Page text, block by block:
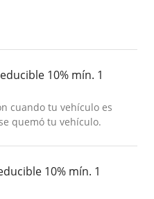
10% mín. 1
cuando tu vehículo es
quemó tu vehículo.
10% mín. 1